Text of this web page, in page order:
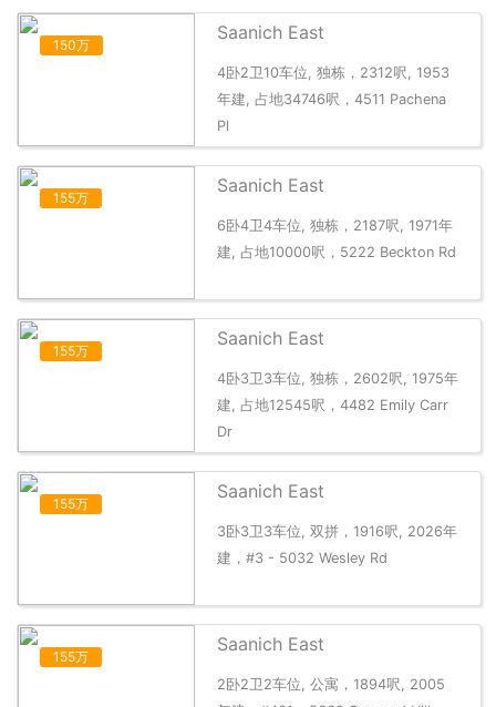
150万
Saanich East
4卧2卫10车位, 独栋，2312呎, 1953
年建, 占地34746呎，4511 Pachena
Pl
155万
Saanich East
6卧4卫4车位, 独栋，2187呎, 1971年
建, 占地10000呎，5222 Beckton Rd
155万
Saanich East
4卧3卫3车位, 独栋，2602呎, 1975年
建, 占地12545呎，4482 Emily Carr
Dr
155万
Saanich East
3卧3卫3车位, 双拼，1916呎, 2026年
建，#3 - 5032 Wesley Rd
155万
Saanich East
2卧2卫2车位, 公寓，1894呎, 2005